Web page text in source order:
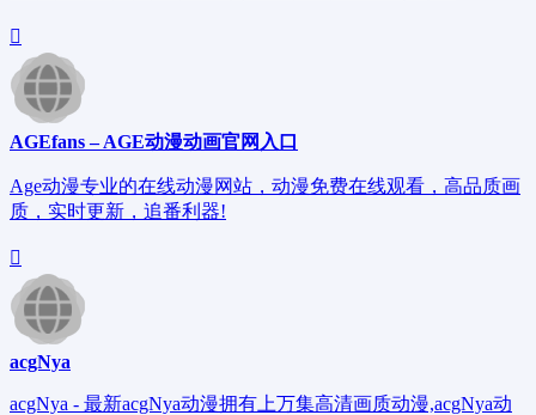
AGEfans – AGE动漫动画官网入口
Age动漫专业的在线动漫网站，动漫免费在线观看，高品质画
质，实时更新，追番利器!
acgNya
acgNya - 最新acgNya动漫拥有上万集高清画质动漫,acgNya动